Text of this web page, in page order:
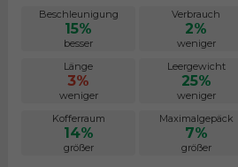
Beschleunigung
15%
besser
Verbrauch
2%
weniger
Länge
3%
weniger
Leergewicht
25%
weniger
Kofferraum
14%
größer
Maximalgepäck
7%
größer